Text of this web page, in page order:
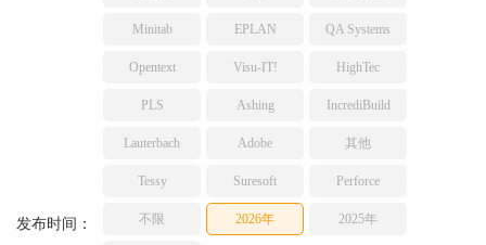
Minitab EPLAN QA Systems
Opentext Visu-IT! HighTec
PLS Ashing IncrediBuild
Lauterbach Adobe 其他
Tessy Suresoft Perforce
发布时间： 不限 2026年 2025年